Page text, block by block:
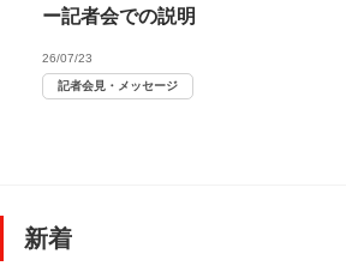
ー記者会での説明
26/07/23
記者会見・メッセージ
新着